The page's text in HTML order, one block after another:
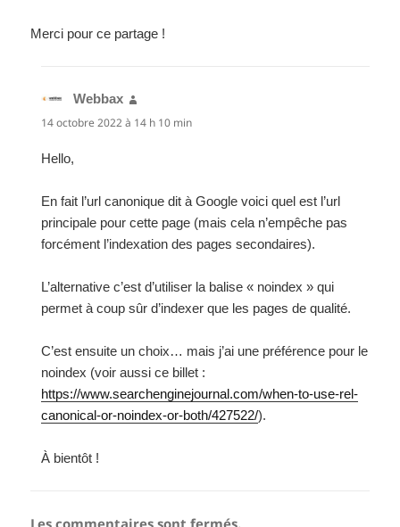
Merci pour ce partage !
Webbax
14 octobre 2022 à 14 h 10 min
Hello,
En fait l’url canonique dit à Google voici quel est l’url
principale pour cette page (mais cela n’empêche pas
forcément l’indexation des pages secondaires).
L’alternative c’est d’utiliser la balise « noindex » qui
permet à coup sûr d’indexer que les pages de qualité.
C’est ensuite un choix… mais j’ai une préférence pour le
noindex (voir aussi ce billet :
https://www.searchenginejournal.com/when-to-use-rel-
canonical-or-noindex-or-both/427522/).
À bientôt !